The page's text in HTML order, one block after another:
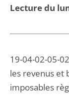
Lecture du
19-04-02-05-
les revenus et
imposables